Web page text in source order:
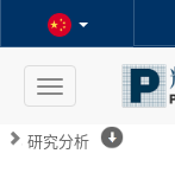
Toggle
navigation
研究分析